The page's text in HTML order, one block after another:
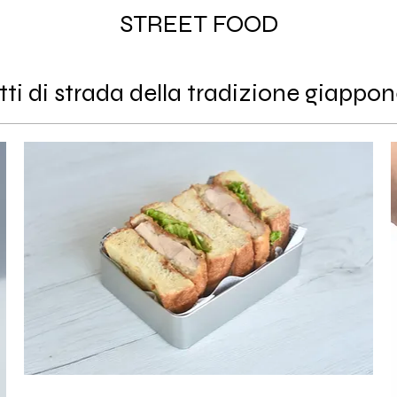
STREET FOOD
di strada della tradizione